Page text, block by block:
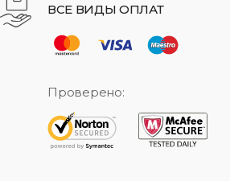
ВСЕ ВИДЫ ОПЛАТ
Проверено: